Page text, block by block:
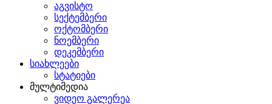
აგვისტო
სექტემბერი
ოქტომბერი
ნოემბერი
დეკემბერი
სიახლეები
სტატიები
მულტიმედია
ვიდეო გალერეა